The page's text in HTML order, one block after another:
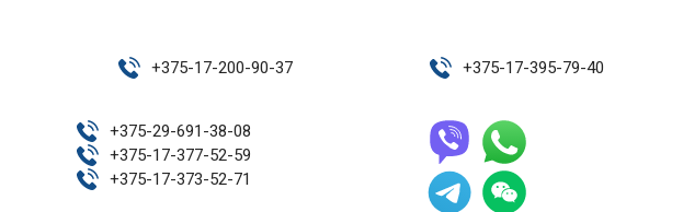
+375-17-200-90-37 +375-17-395-79-40
+375-29-691-38-08
+375-17-377-52-59
+375-17-373-52-71